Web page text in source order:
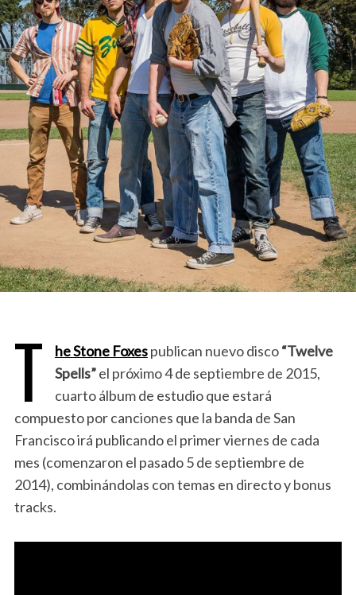
T he Stone Foxespublican nuevo disco“Twelve
Spells”el próximo 4 de septiembre de 2015,
cuarto álbum de estudio que estará
compuesto por canciones que la banda de San
Francisco irá publicando el primer viernes de cada
mes (comenzaron el pasado 5 de septiembre de
2014), combinándolas con temas en directo y bonus
tracks.